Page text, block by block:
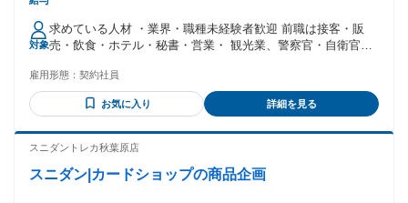
れる通勤・皆勤・家族手当金額：なし 全員に一律で支払われ
るその他手当金額：なし ※残業代全額別途支給
対象
求めている人材 ・業界・職種未経験者歓迎 前職は接客・販
売・飲食・ホテル・秘書・営業・ 観光業、警察官・自衛官と
ーター歓迎 ・ブランク歓迎 ・中途社員比率9割以上 ・UIター
ン歓迎 ＜こんな方は尚歓迎＞ ・ホスピタリティのある方 ・
タクシードライバー、ハイヤードライバー、 バス運転手、送
す！ ・役員運転手経験者、専属ドライバー、 役員専属運転
動車免許（AT限定可） ・高卒以上
雇用形態： 契約社員
お気に入り 詳細を見る
スニダントレカ秋葉原店
スニダン|カードショップの商品企画